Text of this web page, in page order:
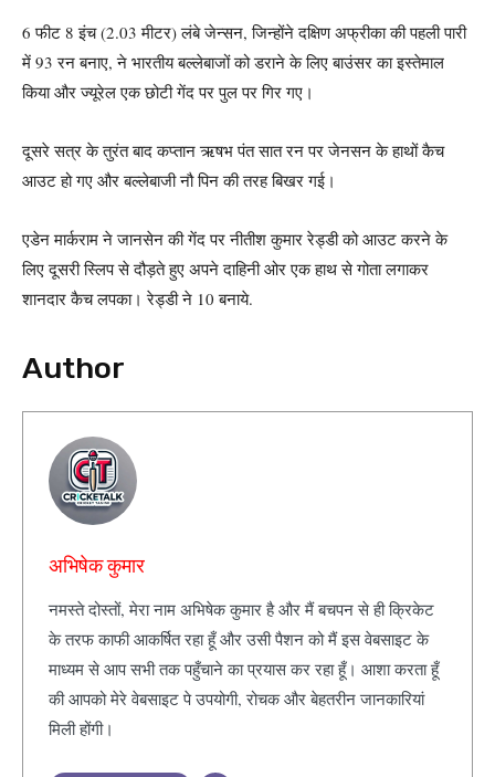
6 फीट 8 इंच (2.03 मीटर) लंबे जेन्सन, जिन्होंने दक्षिण अफ्रीका की पहली पारी
में 93 रन बनाए, ने भारतीय बल्लेबाजों को डराने के लिए बाउंसर का इस्तेमाल
किया और ज्यूरेल एक छोटी गेंद पर पुल पर गिर गए।
दूसरे सत्र के तुरंत बाद कप्तान ऋषभ पंत सात रन पर जेनसन के हाथों कैच
आउट हो गए और बल्लेबाजी नौ पिन की तरह बिखर गई।
एडेन मार्कराम ने जानसेन की गेंद पर नीतीश कुमार रेड्डी को आउट करने के
लिए दूसरी स्लिप से दौड़ते हुए अपने दाहिनी ओर एक हाथ से गोता लगाकर
शानदार कैच लपका। रेड्डी ने 10 बनाये.
Author
अभिषेक कुमार
नमस्ते दोस्तों, मेरा नाम अभिषेक कुमार है और मैं बचपन से ही क्रिकेट
के तरफ काफी आकर्षित रहा हूँ और उसी पैशन को मैं इस वेबसाइट के
माध्यम से आप सभी तक पहुँचाने का प्रयास कर रहा हूँ। आशा करता हूँ
की आपको मेरे वेबसाइट पे उपयोगी, रोचक और बेहतरीन जानकारियां
मिली होंगी।